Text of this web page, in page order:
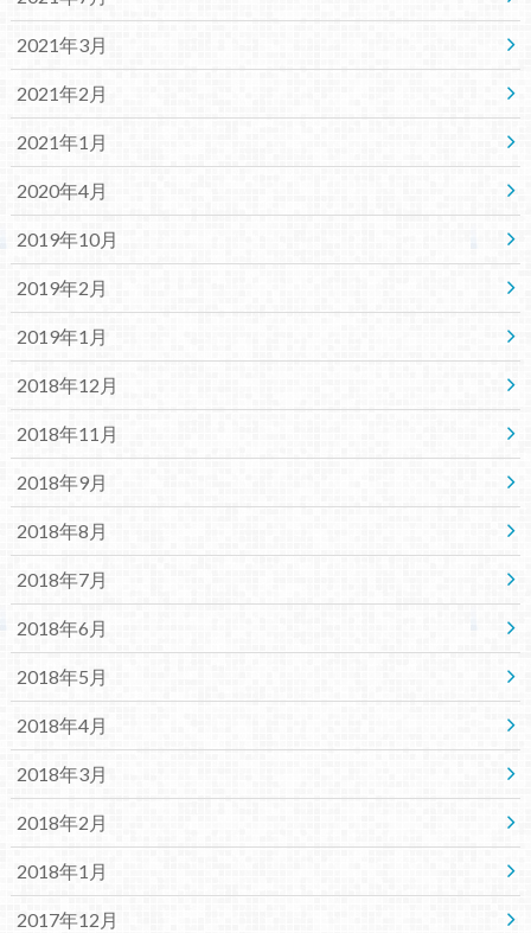
2021年3月
2021年2月
2021年1月
2020年4月
2019年10月
2019年2月
2019年1月
2018年12月
2018年11月
2018年9月
2018年8月
2018年7月
2018年6月
2018年5月
2018年4月
2018年3月
2018年2月
2018年1月
2017年12月